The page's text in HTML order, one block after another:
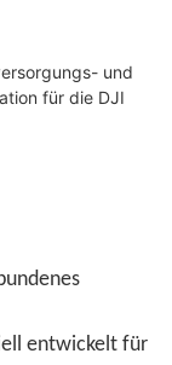
entwickelt für